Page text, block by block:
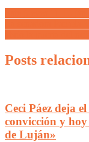
Posts
Ceci Páez deja
convicción y
de Luján»